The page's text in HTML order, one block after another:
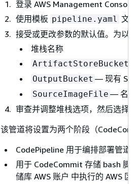
登录 AWS Management Console
使用模板 pipeline.yaml 文
接受或更改参数的默认值。为以
堆栈名称
OutputBucket — 现有 S3
SourceImageFile — 名为
审查并调整堆栈选项，然后选择
该管道将设置为两个阶段（
CodePipeline 用于编排部署管道
用于 CodeCommit 存储 bash 脚
储库 AWS 账户 中执行的 AWS 区